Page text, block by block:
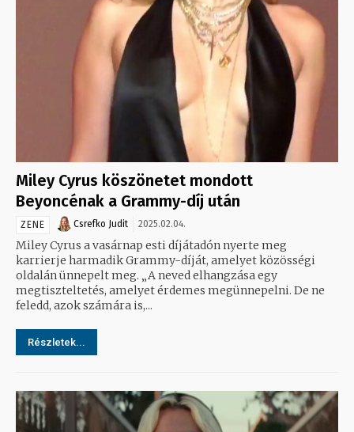
Miley Cyrus köszönetet mondott
Beyoncénak a Grammy-díj után
ZENE Csrefko Judit 2025.02.04.
Miley Cyrus a vasárnap esti díjátadón nyerte meg
karrierje harmadik Grammy-díját, amelyet közösségi
oldalán ünnepelt meg. „A neved elhangzása egy
megtiszteltetés, amelyet érdemes megünnepelni. De ne
feledd, azok számára is,...
Részletek...